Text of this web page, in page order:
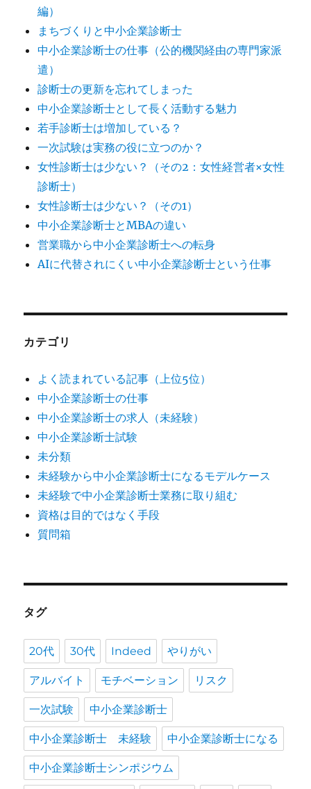
編）
まちづくりと中小企業診断士
中小企業診断士の仕事（公的機関経由の専門家派
遣）
診断士の更新を忘れてしまった
中小企業診断士として長く活動する魅力
若手診断士は増加している？
一次試験は実務の役に立つのか？
女性診断士は少ない？（その2：女性経営者×女性
診断士）
女性診断士は少ない？（その1）
中小企業診断士とMBAの違い
営業職から中小企業診断士への転身
AIに代替されにくい中小企業診断士という仕事
カテゴリ
よく読まれている記事（上位5位）
中小企業診断士の仕事
中小企業診断士の求人（未経験）
中小企業診断士試験
未分類
未経験から中小企業診断士になるモデルケース
未経験で中小企業診断士業務に取り組む
資格は目的ではなく手段
質問箱
タグ
20代 30代 Indeed やりがい
アルバイト モチベーション リスク
一次試験 中小企業診断士
中小企業診断士 未経験 中小企業診断士になる
中小企業診断士シンポジウム